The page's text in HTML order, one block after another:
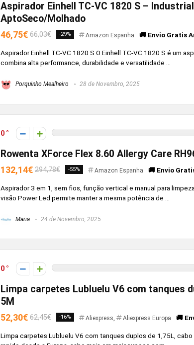
Aspirador Einhell TC-VC 1820 S –
AptoSeco/Molhado
46,75€ 66,03€ -29% Amazon Espanha 🚚 Envio Gratis
Aspirador Einhell TC-VC 1820 S O Einhell TC-VC 1820 S é um
combina alta performance, durabilidade e versatilidade ...
Porquinho Mealheiro 28 de Novembro, 2025
0
Rowenta XForce Flex 8.60 Allergy Care
132,14€ 294,78€ -55% Amazon Espanha 🚚 Envio
Aspirador 3 em 1, sem fios, função vertical e manual para
visão Power Led permite manter a mesma potência de ...
Maria 24 de Novembro, 2025
0
Limpa carpetes Lubluelu V6 com tanques
5M
52,30€ 62,45€ -16% Aliexpress Aliexpress Europa 🚚
Limpa carpetes Lubluelu V6 com tanques duplos de 1,75L,